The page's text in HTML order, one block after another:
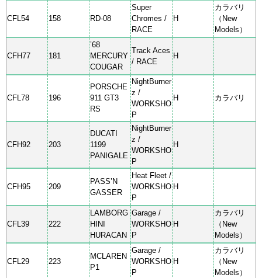
CFL54 158 RD-08
Super
Chromes /
RACE
H
カラバリ
（New
Models）
CFH77 181
’68
MERCURY
COUGAR
Track Aces
/ RACE
H
CFL78 196
PORSCHE
911 GT3
RS
NightBurner
z /
WORKSHO
P
H カラバリ
CFH92 203
DUCATI
1199
PANIGALE
NightBurner
z /
WORKSHO
P
H
CFH95 209
PASS’N
GASSER
Heat Fleet /
WORKSHO
P
H
CFL39 222
LAMBORG
HINI
HURACAN
Garage /
WORKSHO
P
H
カラバリ
（New
Models）
CFL29 223
MCLAREN
P1
Garage /
WORKSHO
P
H
カラバリ
（New
Models）